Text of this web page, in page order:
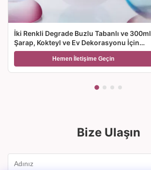
İki Renkli Degrade Buzlu Tabanlı ve 300ml
Şarap, Kokteyl ve Ev Dekorasyonu İçin
Üfleme Kristal Şarap Kadehi
Hemen İletişime Geçin
Bize Ulaşın